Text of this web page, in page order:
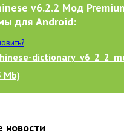
v6.2.2 Мод
для Android:
Mb)
новости